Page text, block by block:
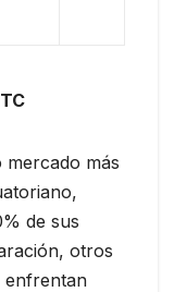
mercado más
de sus
otros
enfrentan